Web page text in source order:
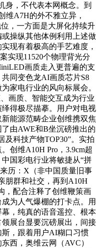
身，不代表本网概念。到
维A7H的外不雅立异，
，一方面是大屏化持续升
操纵其他体例利用上述做
现有着极高的手艺难度，
实现11520个物理背光分
画质走入更普遍的支
同变色龙AI画质芯片S8
家电行业的风向标展会。
画质、智能交互成为行业
得极尽描摹。用户对电视
能源范畴企业创维携双焦
由AWE和B坐沉磅推出的
及科技产物TOP30”。实拍
创维A10H Pro，3.9cm超
国彩电行业将敏捷从“拼
历：X（非中国质量旧事
朋群和社交，再到A10H
，配合注释了创维鞭策画
为人气爆棚的打卡点。用
，纯真的语音遥控、根本
展台显要沉磅展出，间接
，跟着用户AI糊口习惯
西，奥维云网（AVC）